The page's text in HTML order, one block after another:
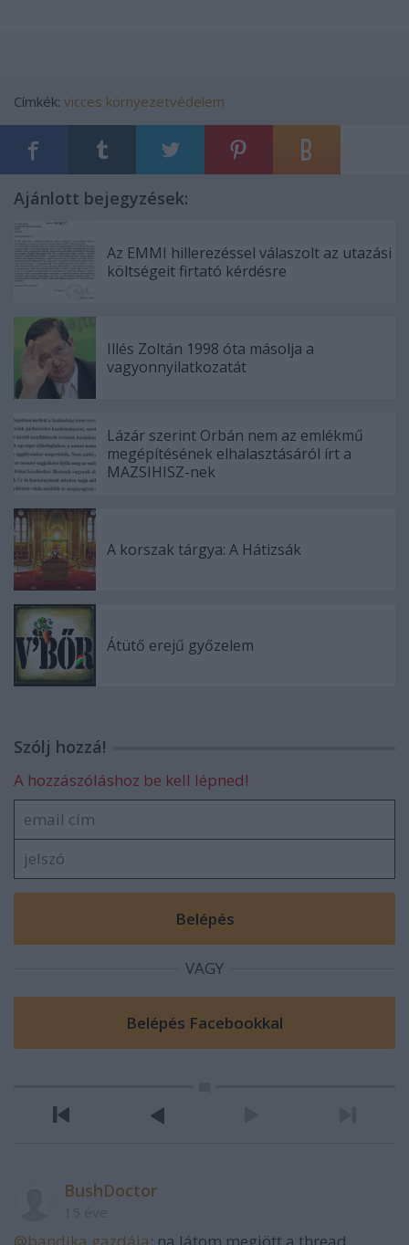
Címkék: vicces környezetvédelem
Ajánlott bejegyzések:
Az EMMI hillerezéssel válaszolt az utazási
költségeit firtató kérdésre
Illés Zoltán 1998 óta másolja a
vagyonnyilatkozatát
Lázár szerint Orbán nem az emlékmű
megépítésének elhalasztásáról írt a
MAZSIHISZ-nek
A korszak tárgya: A Hátizsák
Átütő erejű győzelem
Szólj hozzá!
A hozzászóláshoz be kell lépned!
VAGY
BushDoctor
@bandika gazdája: na látom megjött a thread